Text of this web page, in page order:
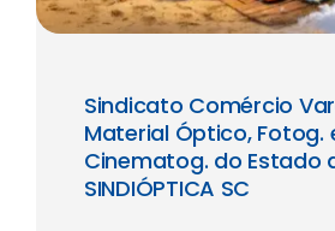
Sindicato Comércio
Material Óptico, Fotog.
Cinematog. do Estado
SINDIÓPTICA SC